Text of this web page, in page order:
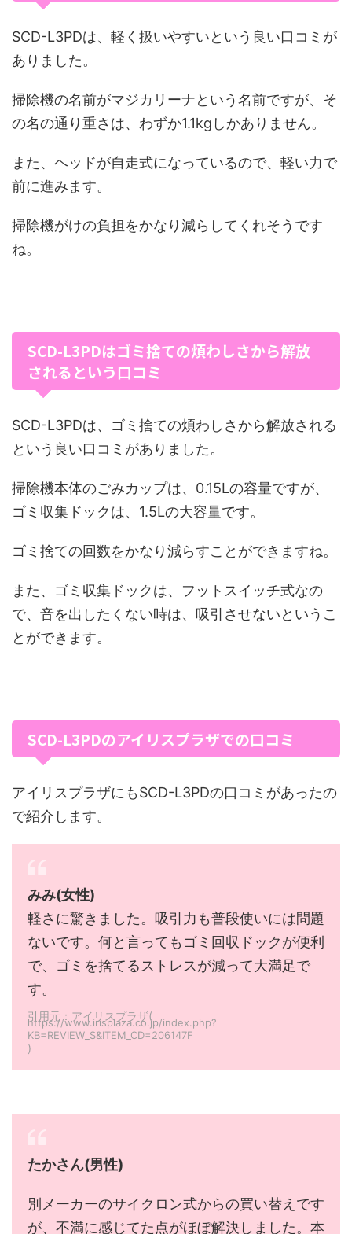
SCD-L3PDは、軽く扱いやすいという良い口コミが
ありました。
掃除機の名前がマジカリーナという名前ですが、そ
の名の通り重さは、わずか1.1kgしかありません。
また、ヘッドが自走式になっているので、軽い力で
前に進みます。
掃除機がけの負担をかなり減らしてくれそうです
ね。
SCD-L3PDはゴミ捨ての煩わしさから解放
されるという口コミ
SCD-L3PDは、ゴミ捨ての煩わしさから解放される
という良い口コミがありました。
掃除機本体のごみカップは、0.15Lの容量ですが、
ゴミ収集ドックは、1.5Lの大容量です。
ゴミ捨ての回数をかなり減らすことができますね。
また、ゴミ収集ドックは、フットスイッチ式なの
で、音を出したくない時は、吸引させないというこ
とができます。
SCD-L3PDのアイリスプラザでの口コミ
アイリスプラザにもSCD-L3PDの口コミがあったの
で紹介します。
みみ(女性)
軽さに驚きました。吸引力も普段使いには問題
ないです。何と言ってもゴミ回収ドックが便利
で、ゴミを捨てるストレスが減って大満足で
す。
引用元：アイリスプラザ(
https://www.irisplaza.co.jp/index.php?
KB=REVIEW_S&ITEM_CD=206147F
)
たかさん(男性)
別メーカーのサイクロン式からの買い替えです
が、不満に感じてた点がほぼ解決しました。本